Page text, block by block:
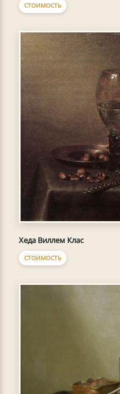
СТОИМОСТЬ
Хеда Виллем Клас
СТОИМОСТЬ